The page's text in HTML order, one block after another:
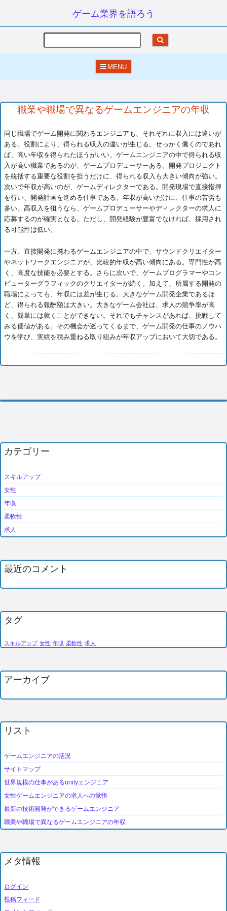
ゲーム業界を語ろう
MENU
職業や職場で異なるゲームエンジニアの年収
同じ職場でゲーム開発に関わるエンジニアも、それぞれに収入には違いが
ある。役割により、得られる収入の違いが生じる。せっかく働くのであれ
ば、高い年収を得られたほうがいい。ゲームエンジニアの中で得られる収
入が高い職業であるのが、ゲームプロデューサーある。開発プロジェクト
を統括する重要な役割を担うだけに、得られる収入も大きい傾向が強い。
次いで年収が高いのが、ゲームディレクターである。開発現場で直接指揮
を行い、開発計画を進める仕事である。年収が高いだけに、仕事の苦労も
多い。高収入を狙うなら、ゲームプロデューサーやディレクターの求人に
応募するのが確実となる。ただし、開発経験が豊富でなければ、採用され
る可能性は低い。
一方、直接開発に携わるゲームエンジニアの中で、サウンドクリエイター
やネットワークエンジニアが、比較的年収が高い傾向にある。専門性が高
く、高度な技能を必要とする。さらに次いで、ゲームプログラマーやコン
ピューターグラフィックのクリエイターが続く。加えて、所属する開発の
職場によっても、年収には差が生じる。大きなゲーム開発企業であるほ
ど、得られる報酬額は大きい。大きなゲーム会社は、求人の競争率が高
く、簡単には就くことができない。それでもチャンスがあれば、挑戦して
みる価値がある。その機会が巡ってくるまで、ゲーム開発の仕事のノウハ
ウを学び、実績を積み重ねる取り組みが年収アップにおいて大切である。
カテゴリー
スキルアップ
女性
年収
柔軟性
求人
最近のコメント
タグ
スキルアップ 女性 年収 柔軟性 求人
アーカイブ
リスト
ゲームエンジニアの活況
サイトマップ
世界規模の仕事があるunityエンジニア
女性ゲームエンジニアの求人への覚悟
最新の技術開発ができるゲームエンジニア
職業や職場で異なるゲームエンジニアの年収
メタ情報
ログイン
投稿フィード